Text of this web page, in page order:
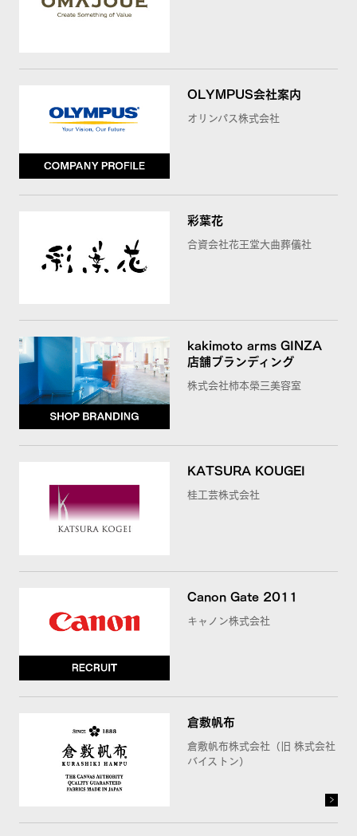
OLYMPUS会社案内
オリンパス株式会社
彩葉花
合資会社花王堂大曲葬儀社
kakimoto arms GINZA
店舗ブランディング
株式会社柿本榮三美容室
KATSURA KOUGEI
桂工芸株式会社
Canon Gate 2011
キャノン株式会社
倉敷帆布
倉敷帆布株式会社（旧 株式会社
バイストン）